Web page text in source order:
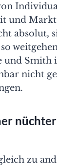
und
absolut,
und
nicht
zu